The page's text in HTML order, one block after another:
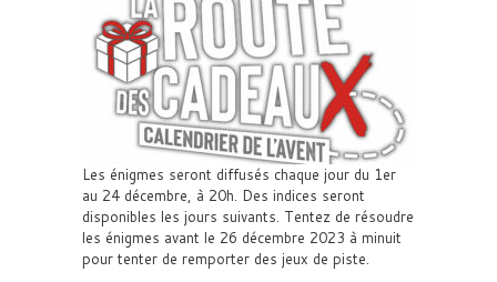
Les énigmes seront diffusés chaque jour du 1er
au 24 décembre, à 20h. Des indices seront
disponibles les jours suivants. Tentez de résoudre
les énigmes avant le 26 décembre 2023 à minuit
pour tenter de remporter des jeux de piste.